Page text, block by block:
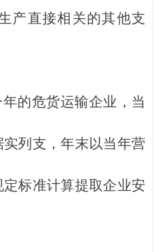
直接相关的其他支
的危货运输企业，当
列支，年末以当年营
标准计算提取企业安